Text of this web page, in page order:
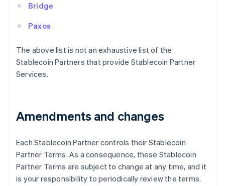
Bridge
Paxos
The above list is not an exhaustive list of the
Stablecoin Partners that provide Stablecoin Partner
Services.
Amendments and changes
Each Stablecoin Partner controls their Stablecoin
Partner Terms. As a consequence, these Stablecoin
Partner Terms are subject to change at any time, and it
is your responsibility to periodically review the terms.
English
English
English
Italien
Japan
Kroatien
Lettland
Liechtenstein
Deutsch English
Litauen